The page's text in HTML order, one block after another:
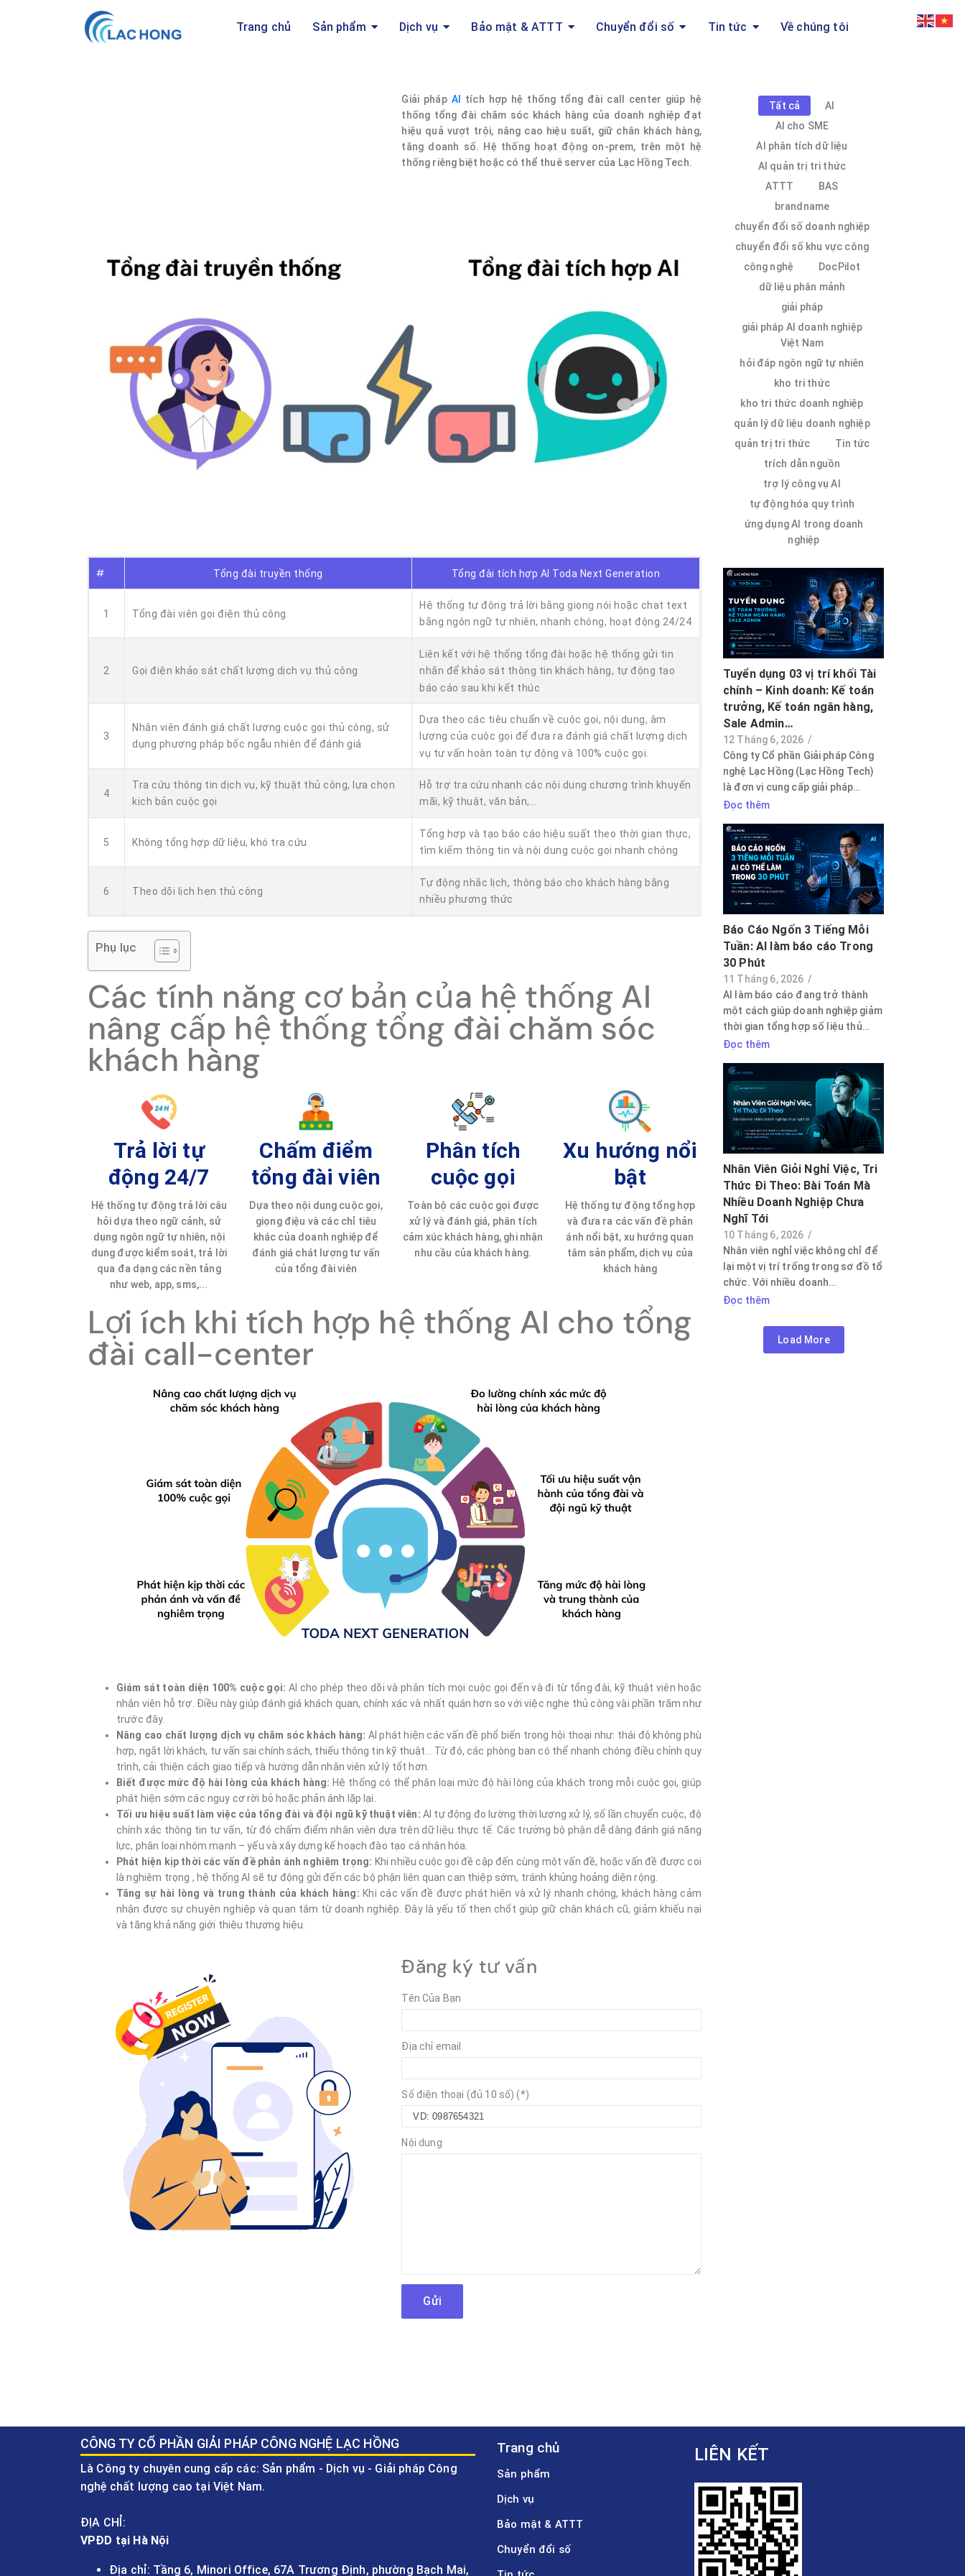
Trang chủ Sản phẩm Dịch vụ Bảo mật & ATTT Chuyển đổi số Tin tức Về chúng tôi
Giải pháp AI
tích hợp hệ thống tổng đài call center giúp hệ
thống tổng đài chăm sóc khách hàng của doanh nghiệp đạt
hiệu quả vượt trội, nâng cao hiệu suất, giữ chân khách hàng,
tăng doanh số. Hệ thống hoạt động on-prem, trên một hệ
thống riêng biệt hoặc có thể thuê server của Lạc Hồng Tech.
# Tổng đài truyền thống Tổng đài tích hợp AI Toda Next Generation
1 Tổng đài viên gọi điện thủ công
Hệ thống tự động trả lời bằng giọng nói hoặc chat text
bằng ngôn ngữ tự nhiên, nhanh chóng, hoạt động 24/24
2 Gọi điện khảo sát chất lượng dịch vụ thủ công
Liên kết với hệ thống tổng đài hoặc hệ thống gửi tin
nhắn để khảo sát thông tin khách hàng, tự động tạo
báo cáo sau khi kết thúc
3
Nhân viên đánh giá chất lượng cuộc gọi thủ công, sử
dụng phương pháp bốc ngẫu nhiên để đánh giá
Dựa theo các tiêu chuẩn về cuộc gọi, nội dung, âm
lượng của cuộc gọi để đưa ra đánh giá chất lượng dịch
vụ tư vấn hoàn toàn tự động và 100% cuộc gọi.
4
Tra cứu thông tin dịch vụ, kỹ thuật thủ công, lựa chọn
kịch bản cuộc gọi
Hỗ trợ tra cứu nhanh các nội dung chương trình khuyến
mãi, kỹ thuật, văn bản,...
5 Không tổng hợp dữ liệu, khó tra cứu
Tổng hợp và tạo báo cáo hiệu suất theo thời gian thực,
tìm kiếm thông tin và nội dung cuộc gọi nhanh chóng
6 Theo dõi lịch hẹn thủ công
Tự động nhắc lịch, thông báo cho khách hàng bằng
nhiều phương thức
Phụ lục
Các tính năng cơ bản của hệ thống AI
nâng cấp hệ thống tổng đài chăm sóc
khách hàng
Trả lời tự
động 24/7
Hệ thống tự động trả lời câu
hỏi dựa theo ngữ cảnh, sử
dụng ngôn ngữ tự nhiên, nội
dung được kiểm soát, trả lời
qua đa dạng các nền tảng
như web, app, sms,...
Chấm điểm
tổng đài viên
Dựa theo nội dung cuộc gọi,
giọng điệu và các chỉ tiêu
khác của doanh nghiệp để
đánh giá chát lượng tư vấn
của tổng đài viên
Phân tích
cuộc gọi
Toàn bộ các cuộc gọi được
xử lý và đánh giá, phân tích
cảm xúc khách hàng, ghi nhận
nhu cầu của khách hàng.
Xu hướng nổi
bật
Hệ thống tự động tổng hợp
và đưa ra các vấn đề phản
ánh nổi bật, xu hướng quan
tâm sản phẩm, dịch vụ của
khách hàng
Lợi ích khi tích hợp hệ thống AI cho tổng
đài call-center
Giám sát toàn diện 100% cuộc gọi: AI cho phép theo dõi và phân tích mọi cuộc gọi đến và đi từ tổng đài, kỹ thuật viên hoặc
nhân viên hỗ trợ. Điều này giúp đánh giá khách quan, chính xác và nhất quán hơn so với việc nghe thủ công vài phần trăm như
trước đây.
Nâng cao chất lượng dịch vụ chăm sóc khách hàng: AI phát hiện các vấn đề phổ biến trong hội thoại như: thái độ không phù
hợp, ngắt lời khách, tư vấn sai chính sách, thiếu thông tin kỹ thuật… Từ đó, các phòng ban có thể nhanh chóng điều chỉnh quy
trình, cải thiện cách giao tiếp và hướng dẫn nhân viên xử lý tốt hơn.
Biết được mức độ hài lòng của khách hàng: Hệ thống có thể phân loại mức độ hài lòng của khách trong mỗi cuộc gọi, giúp
phát hiện sớm các nguy cơ rời bỏ hoặc phản ánh lặp lại.
Tối ưu hiệu suất làm việc của tổng đài và đội ngũ kỹ thuật viên: AI tự động đo lường thời lượng xử lý, số lần chuyển cuộc, độ
chính xác thông tin tư vấn, từ đó chấm điểm nhân viên dựa trên dữ liệu thực tế. Các trưởng bộ phận dễ dàng đánh giá năng
lực, phân loại nhóm mạnh – yếu và xây dựng kế hoạch đào tạo cá nhân hóa.
Phát hiện kịp thời các vấn đề phản ánh nghiêm trọng: Khi nhiều cuộc gọi đề cập đến cùng một vấn đề, hoặc vấn đề được coi
là nghiêm trọng , hệ thống AI sẽ tự động gửi đến các bộ phận liên quan can thiệp sớm, tránh khủng hoảng diện rộng.
Tăng sự hài lòng và trung thành của khách hàng: Khi các vấn đề được phát hiện và xử lý nhanh chóng, khách hàng cảm
nhận được sự chuyên nghiệp và quan tâm từ doanh nghiệp. Đây là yếu tố then chốt giúp giữ chân khách cũ, giảm khiếu nại
và tăng khả năng giới thiệu thương hiệu.
Đăng ký tư vấn
Tên Của Bạn
Địa chỉ email
Số điện thoại (đủ 10 số) (*)
Nội dung
Tất cả
AI
AI cho SME
AI phân tích dữ liệu
AI quản trị tri thức
ATTT
BAS
brandname
chuyển đổi số doanh nghiệp
chuyển đổi số khu vực công
công nghệ
DocPilot
dữ liệu phân mảnh
giải pháp
giải pháp AI doanh nghiệp
Việt Nam
hỏi đáp ngôn ngữ tự nhiên
kho tri thức
kho tri thức doanh nghiệp
quản lý dữ liệu doanh nghiệp
quản trị tri thức
Tin tức
trích dẫn nguồn
trợ lý công vụ AI
tự động hóa quy trình
ứng dụng AI trong doanh
nghiệp
Tuyển dụng 03 vị trí khối Tài
chính – Kinh doanh: Kế toán
trưởng, Kế toán ngân hàng,
Sale Admin…
12 Tháng 6, 2026 /
Công ty Cổ phần Giải pháp Công
nghệ Lạc Hồng (Lạc Hồng Tech)
là đơn vị cung cấp giải pháp…
Đọc thêm
Báo Cáo Ngốn 3 Tiếng Mỗi
Tuần: AI làm báo cáo Trong
30 Phút
11 Tháng 6, 2026 /
AI làm báo cáo đang trở thành
một cách giúp doanh nghiệp giảm
thời gian tổng hợp số liệu thủ…
Đọc thêm
Nhân Viên Giỏi Nghỉ Việc, Tri
Thức Đi Theo: Bài Toán Mà
Nhiều Doanh Nghiệp Chưa
Nghĩ Tới
10 Tháng 6, 2026 /
Nhân viên nghỉ việc không chỉ để
lại một vị trí trống trong sơ đồ tổ
chức. Với nhiều doanh…
Đọc thêm
Load More
CÔNG TY CỔ PHẦN GIẢI PHÁP CÔNG NGHỆ LẠC HỒNG
Là Công ty chuyên cung cấp các: Sản phẩm - Dịch vụ - Giải pháp Công
nghệ chất lượng cao tại Việt Nam.
ĐỊA CHỈ:
VPĐD tại Hà Nội
Địa chỉ: Tầng 6, Minori Office, 67A Trương Định, phường Bạch Mai,
Trang chủ
Sản phẩm
Dịch vụ
Bảo mật & ATTT
Chuyển đổi số
LIÊN KẾT